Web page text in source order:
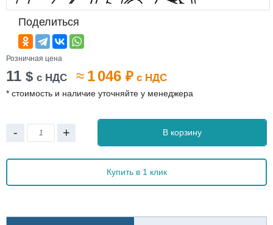
Поделиться
Розничная цена
11 $ с НДС ≈ 1 046 ₽ с НДС
* стоимость и наличие уточняйте у менеджера
- + В корзину
Купить в 1 клик